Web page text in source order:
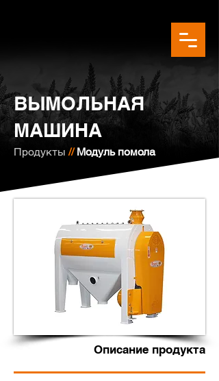
ВЫМОЛЬНАЯ
МАШИНА
Продукты //Модуль помола
Описание продукта